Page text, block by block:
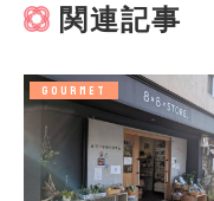
関連記事
GOURMET